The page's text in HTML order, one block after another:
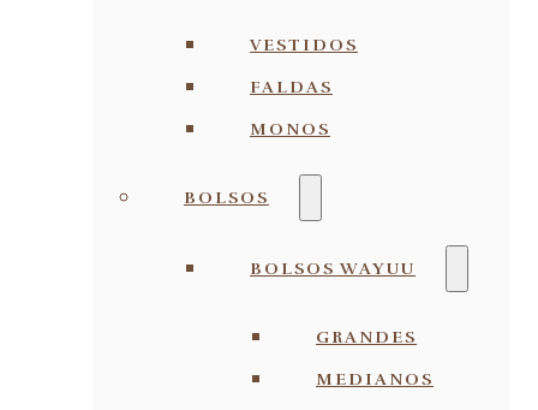
VESTIDOS
FALDAS
MONOS
BOLSOS
BOLSOS WAYUU
GRANDES
MEDIANOS